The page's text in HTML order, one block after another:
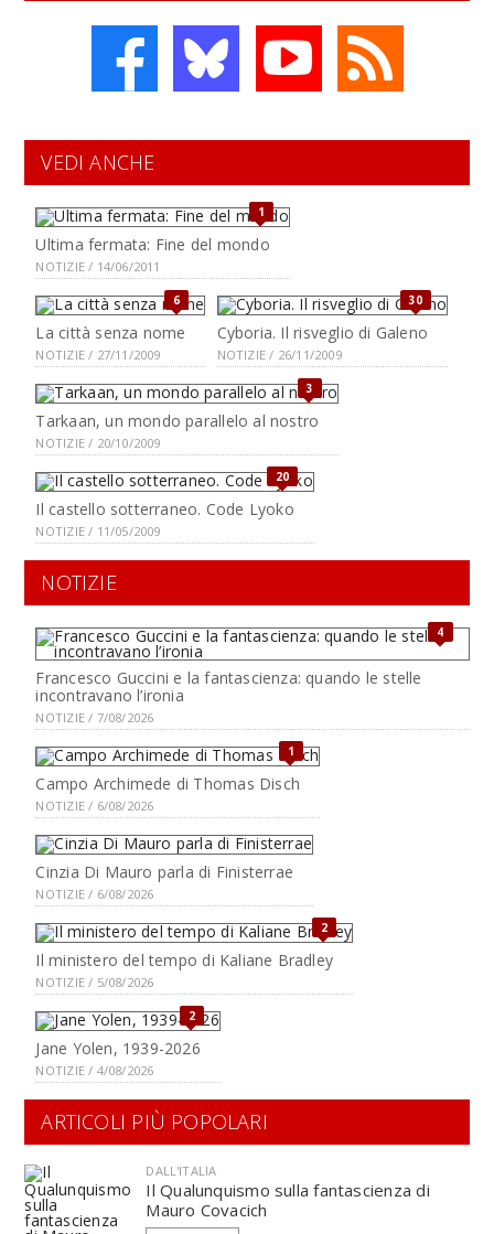
VEDI ANCHE
1
Ultima fermata: Fine del mondo
NOTIZIE / 14/06/2011
6
La città senza nome
NOTIZIE / 27/11/2009
30
Cyboria. Il risveglio di Galeno
NOTIZIE / 26/11/2009
3
Tarkaan, un mondo parallelo al nostro
NOTIZIE / 20/10/2009
20
Il castello sotterraneo. Code Lyoko
NOTIZIE / 11/05/2009
NOTIZIE
4
Francesco Guccini e la fantascienza: quando le stelle
incontravano l’ironia
NOTIZIE / 7/08/2026
1
Campo Archimede di Thomas Disch
NOTIZIE / 6/08/2026
Cinzia Di Mauro parla di Finisterrae
NOTIZIE / 6/08/2026
2
Il ministero del tempo di Kaliane Bradley
NOTIZIE / 5/08/2026
2
Jane Yolen, 1939-2026
NOTIZIE / 4/08/2026
ARTICOLI PIÙ POPOLARI
DALL'ITALIA
Il Qualunquismo sulla fantascienza di
Mauro Covacich